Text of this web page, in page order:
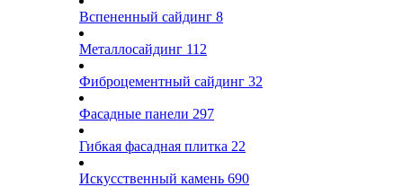
Вспененный сайдинг 8
Металлосайдинг 112
Фиброцементный сайдинг 32
Фасадные панели 297
Гибкая фасадная плитка 22
Искусственный камень 690